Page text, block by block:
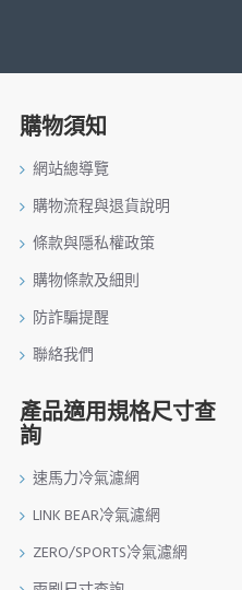
購物須知
網站總導覽
購物流程與退貨說明
條款與隱私權政策
購物條款及細則
防詐騙提醒
聯絡我們
產品適用規格尺寸查
詢
速馬力冷氣濾網
LINK BEAR冷氣濾網
ZERO/SPORTS冷氣濾網